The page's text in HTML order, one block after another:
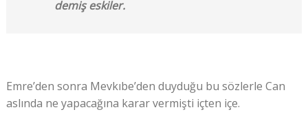
demiş eskiler.
Emre’den sonra Mevkıbe’den duyduğu bu sözlerle Can
aslında ne yapacağına karar vermişti içten içe.